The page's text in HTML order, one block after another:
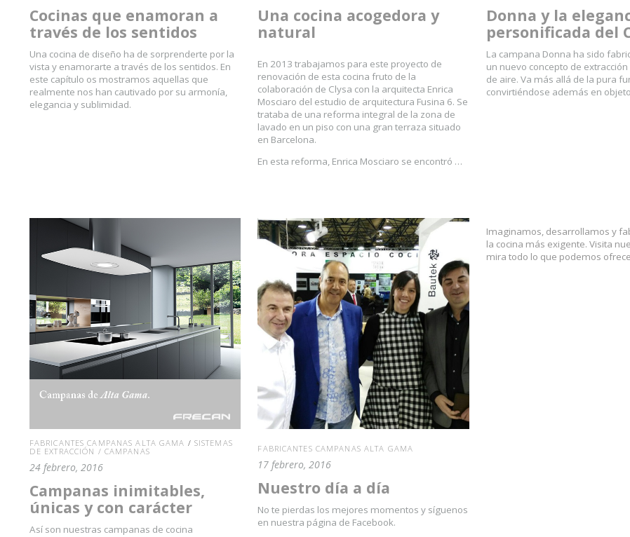
Cocinas que enamoran a
través de los sentidos
Una cocina de diseño ha de sorprenderte por la
vista y enamorarte a través de los sentidos. En
este capítulo os mostramos aquellas que
realmente nos han cautivado por su armonía,
elegancia y sublimidad.
Una cocina acogedora y
natural
En 2013 trabajamos para este proyecto de
renovación de esta cocina fruto de la
colaboración de Clysa con la arquitecta Enrica
Mosciaro del estudio de arquitectura Fusina 6. Se
trataba de una reforma integral de la zona de
lavado en un piso con una gran terraza situado
en Barcelona.
En esta reforma, Enrica Mosciaro se encontró …
Donna y la
personificada del
La campana Donna ha sido
un nuevo concepto de
de aire. Va más allá de la pura
convirtiéndose además en
FABRICANTES CAMPANAS ALTA GAMA / SISTEMAS
DE EXTRACCIÓN / CAMPANAS
24 febrero, 2016
Campanas inimitables,
únicas y con carácter
Así son nuestras campanas de cocina
FABRICANTES CAMPANAS ALTA GAMA
17 febrero, 2016
Nuestro día a día
No te pierdas los mejores momentos y síguenos
en nuestra página de Facebook.
Imaginamos, desarrollamos y
la cocina más exigente. Visita
mira todo lo que podemos